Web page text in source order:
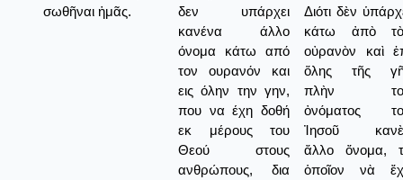
σωθῆναι ἡμᾶς.
δεν υπάρχει
κανένα άλλο
όνομα κάτω από
τον ουρανόν και
εις όλην την γην,
που να έχη δοθή
εκ μέρους του
Θεού στους
ανθρώπους, δια
Διότι δὲν
κάτω ἀπὸ
οὐρανὸν καὶ
ὅλης τῆς
πλὴν
ὀνόματος
Ἰησοῦ
ἄλλο ὄνομα,
ὁποῖον νὰ